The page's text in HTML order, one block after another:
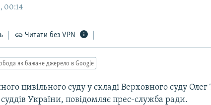
00:14
Читати без VPN
як бажане джерело в Google
цивільного суду у складі Верховного суду
України, повідомляє прес-служба ради.